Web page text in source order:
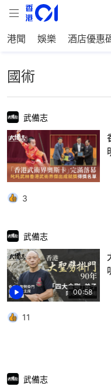
港聞 娛樂 酒店優惠
國術
武備志
3
00:58
武備志
11
武備志